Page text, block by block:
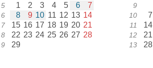
5 1 2 3 4 5 6 7
6 8 9 10 11 12 13 14
7 15 16 17 18 19 20 21
8 22 23 24 25 26 27 28
9 29
9
10 7
11 14
12 21
13 28